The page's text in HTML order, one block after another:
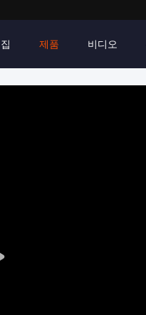
집 제품 비디오